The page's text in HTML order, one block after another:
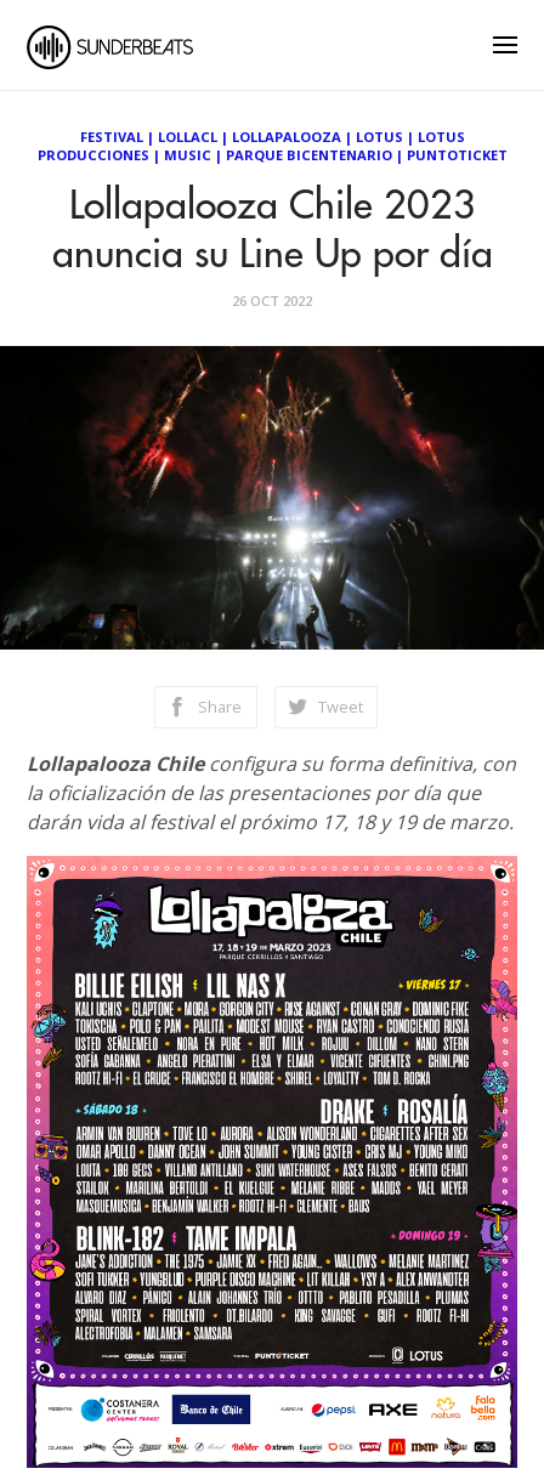
FESTIVAL| LOLLACL| LOLLAPALOOZA| LOTUS | LOTUS
PRODUCCIONES | MUSIC| PARQUE BICENTENARIO| PUNTOTICKET
Lollapalooza Chile 2023
anuncia su Line Up por día
26 OCT 2022
Share Tweet
Lollapalooza Chile configura su forma definitiva, con
la oficialización de las presentaciones por día que
darán vida al festival el próximo 17, 18 y 19 de marzo.